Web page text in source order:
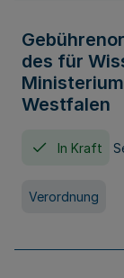
des für
Westfalen
In Kraft
Verordnung